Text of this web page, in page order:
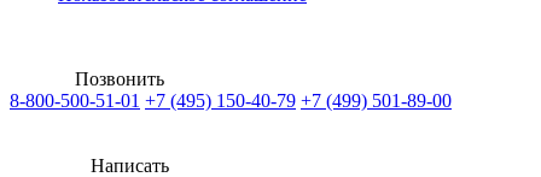
Позвонить
8-800-500-51-01 +7 (495) 150-40-79 +7 (499) 501-89-00
Написать